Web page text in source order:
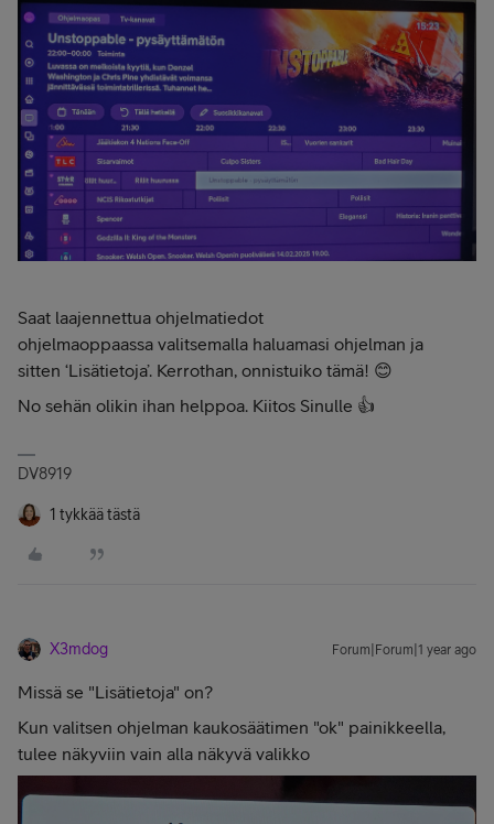
Saat laajennettua ohjelmatiedot
ohjelmaoppaassa valitsemalla haluamasi ohjelman ja
sitten ‘Lisätietoja’. Kerrothan, onnistuiko tämä! 😊
No sehän olikin ihan helppoa. Kiitos Sinulle 👍
DV8919
1 tykkää tästä
X3mdog Forum|Forum|1 year ago
Missä se "Lisätietoja" on?
Kun valitsen ohjelman kaukosäätimen "ok" painikkeella,
tulee näkyviin vain alla näkyvä valikko